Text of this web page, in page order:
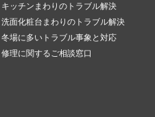
キッチンまわりのトラブル解決
洗面化粧台まわりのトラブル解決
冬場に多いトラブル事象と対応
修理に関するご相談窓口